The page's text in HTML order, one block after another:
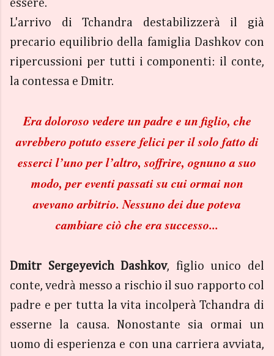
essere.
L'arrivo di Tchandra destabilizzerà il già
precario equilibrio della famiglia Dashkov con
ripercussioni per tutti i componenti: il conte,
la contessa e Dmitr.
Era doloroso vedere un padre e un figlio, che
avrebbero potuto essere felici per il solo fatto di
esserci l’uno per l’altro, soffrire, ognuno a suo
modo, per eventi passati su cui ormai non
avevano arbitrio. Nessuno dei due poteva
cambiare ciò che era successo...
Dmitr Sergeyevich Dashkov, figlio unico del
conte, vedrà messo a rischio il suo rapporto col
padre e per tutta la vita incolperà Tchandra di
esserne la causa. Nonostante sia ormai un
uomo di esperienza e con una carriera avviata,